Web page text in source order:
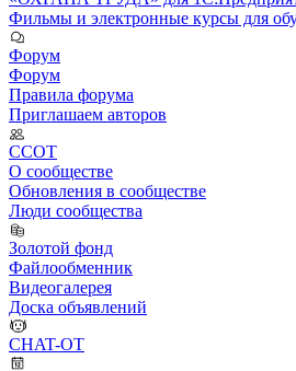
Фильмы и электронные курсы для
Форум
Форум
Правила форума
Приглашаем авторов
ССОТ
О сообществе
Обновления в сообществе
Люди сообщества
Золотой фонд
Файлообменник
Видеогалерея
Доска объявлений
CHAT-OT